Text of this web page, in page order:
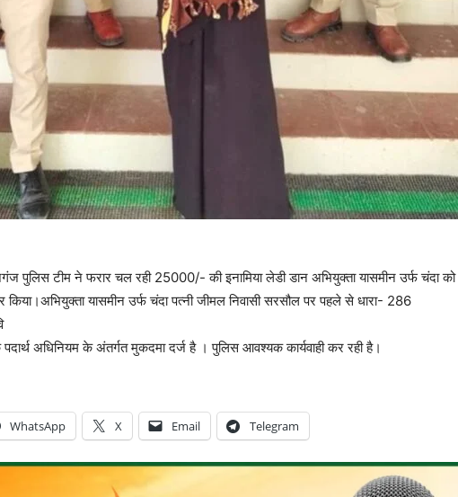
पुलिस टीम ने फरार चल रही 25000/- की इनामिया लेडी डान अभियुक्ता यासमीन उर्फ चंदा
किया।अभियुक्ता यासमीन उर्फ चंदा पत्नी जीमल निवासी सरसौल पर पहले से धारा- 286
अधिनियम के अंतर्गत मुकदमा दर्ज है । पुलिस आवश्यक कार्यवाही कर रही है।
WhatsApp X Email Telegram